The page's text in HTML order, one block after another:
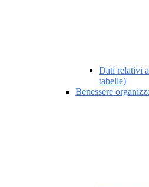
Dati relativi
tabelle)
Benessere